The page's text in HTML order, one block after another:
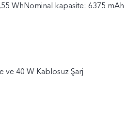
WhNominal kapasite: 6375
ve 40 W Kablosuz Şarj